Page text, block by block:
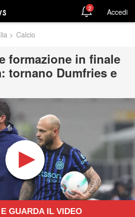
> Calcio
formazione in finale
tornano Dumfries e
GUARDA IL VIDEO
2 Accedi